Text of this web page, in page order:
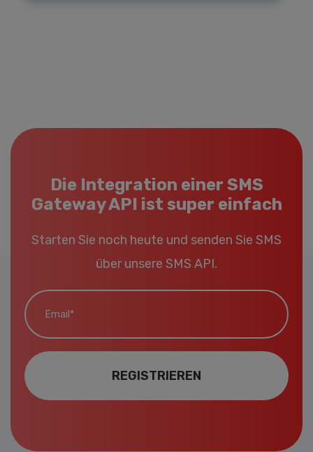
Die Integration einer SMS
Gateway API ist super einfach
Starten Sie noch heute und senden Sie SMS
über unsere SMS API.
Email*
REGISTRIEREN